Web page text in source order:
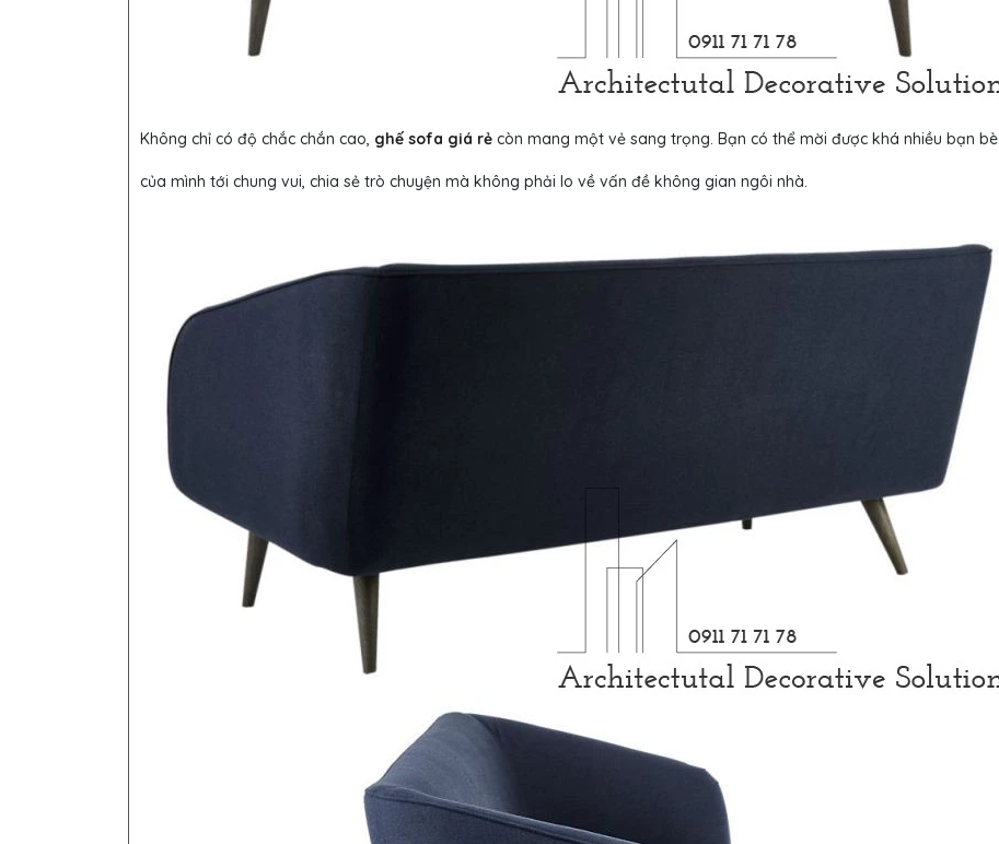
Không chỉ có độ chắc chắn cao, ghế sofa giá rẻ còn mang một vẻ sang trọng. Bạn có thể mời được khá nhiều bạn bè
của mình tới chung vui, chia sẻ trò chuyện mà không phải lo về vấn đề không gian ngôi nhà.